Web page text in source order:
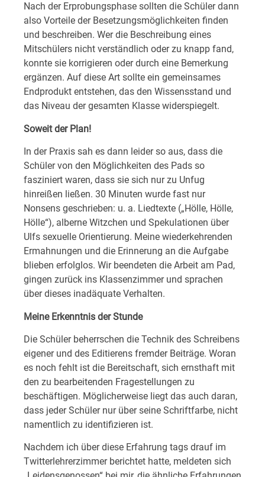
Nach der Erprobungsphase sollten die Schüler dann
also Vorteile der Besetzungsmöglichkeiten finden
und beschreiben. Wer die Beschreibung eines
Mitschülers nicht verständlich oder zu knapp fand,
konnte sie korrigieren oder durch eine Bemerkung
ergänzen. Auf diese Art sollte ein gemeinsames
Endprodukt entstehen, das den Wissensstand und
das Niveau der gesamten Klasse widerspiegelt.
Soweit der Plan!
In der Praxis sah es dann leider so aus, dass die
Schüler von den Möglichkeiten des Pads so
fasziniert waren, dass sie sich nur zu Unfug
hinreißen ließen. 30 Minuten wurde fast nur
Nonsens geschrieben: u. a. Liedtexte („Hölle, Hölle,
Hölle“), alberne Witzchen und Spekulationen über
Ulfs sexuelle Orientierung. Meine wiederkehrenden
Ermahnungen und die Erinnerung an die Aufgabe
blieben erfolglos. Wir beendeten die Arbeit am Pad,
gingen zurück ins Klassenzimmer und sprachen
über dieses inadäquate Verhalten.
Meine Erkenntnis der Stunde
Die Schüler beherrschen die Technik des Schreibens
eigener und des Editierens fremder Beiträge. Woran
es noch fehlt ist die Bereitschaft, sich ernsthaft mit
den zu bearbeitenden Fragestellungen zu
beschäftigen. Möglicherweise liegt das auch daran,
dass jeder Schüler nur über seine Schriftfarbe, nicht
namentlich zu identifizieren ist.
Nachdem ich über diese Erfahrung tags drauf im
Twitterlehrerzimmer berichtet hatte, meldeten sich